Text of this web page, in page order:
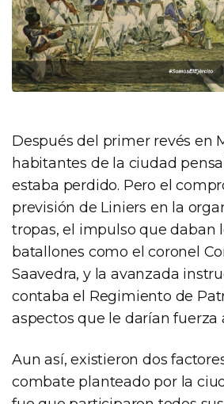
Después del primer revés en
habitantes de la ciudad
estaba perdido. Pero el
previsión de Liniers en la
tropas, el impulso que daban
batallones como el coronel
Saavedra, y la avanzada
contaba el Regimiento de
aspectos que le darían fuerza
Aun así, existieron dos
combate planteado por la